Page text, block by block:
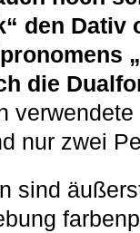
den Dativ
die
verwendete
nur zwei
sind